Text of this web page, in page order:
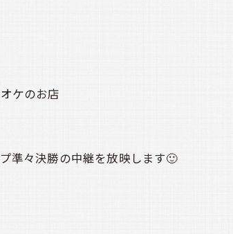
ケのお店
準々決勝の中継を放映します🙂